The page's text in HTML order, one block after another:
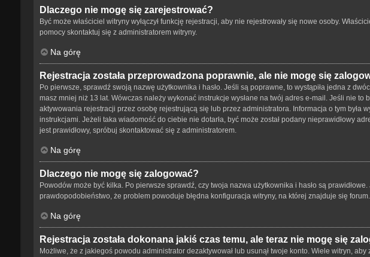
Dlaczego nie mogę się zarejestrować?
Być może właściciel witryny wyłączył funkcję rejestracji, aby nie rejestrowały się nowe osoby.
pomocy skontaktuj się z administratorem witryny.
Na górę
Rejestracja została przeprowadzona poprawnie, ale nie mogę się
Po pierwsze, sprawdź swoją nazwę użytkownika i hasło. Jeśli są poprawne, to wystąpiła jedna z
masz mniej niż 13 lat. Wówczas należy wykonać instrukcje wysłane na twój adres e-mail. Jeśli nie
aktywowania rejestracji przez osobę rejestrującą się lub przez administratora. Informacja o tym
instrukcjami. Jeżeli taka wiadomość do ciebie nie dotarła, być może został podany nieprawidłowy
jest prawidłowy, spróbuj skontaktować się z administratorem.
Na górę
Dlaczego nie mogę się zalogować?
Powodów może być kilka. Po pierwsze sprawdź, czy twoja nazwa użytkownika i hasło są
prawdopodobieństwo, że problem powoduje błędna konfiguracja witryny, na której znajduje się
Na górę
Rejestracja została dokonana jakiś czas temu, ale teraz nie mogę się
Możliwe, że z jakiegoś powodu administrator dezaktywował lub usunął twoje konto. Wiele witryn,